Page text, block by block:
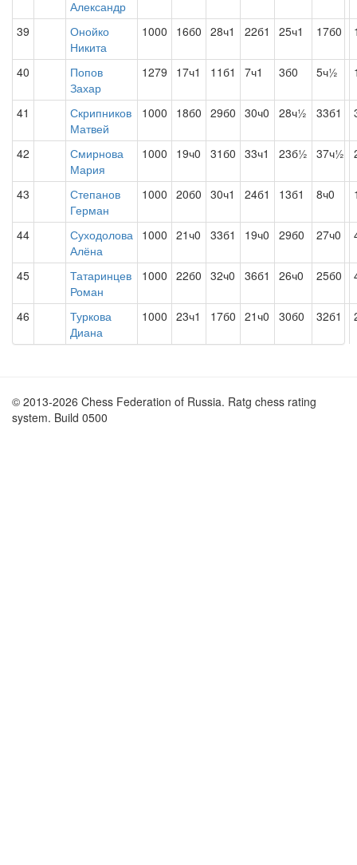
Александр
39
Онойко
Никита
1000 16б0 28ч1 22б1 25ч1 17б0
40
Попов
Захар
1279 17ч1 11б1 7ч1 3б0 5ч½
41
Скрипников
Матвей
1000 18б0 29б0 30ч0 28ч½ 33б1
42
Смирнова
Мария
1000 19ч0 31б0 33ч1 23б½ 37ч½
43
Степанов
Герман
1000 20б0 30ч1 24б1 13б1 8ч0
44
Суходолова
Алёна
1000 21ч0 33б1 19ч0 29б0 27ч0
45
Татаринцев
Роман
1000 22б0 32ч0 36б1 26ч0 25б0
46
Туркова
Диана
1000 23ч1 17б0 21ч0 30б0 32б1
© 2013-2026 Chess Federation of Russia. Ratg chess rating
system. Build 0500